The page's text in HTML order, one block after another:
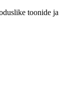
toonide ja